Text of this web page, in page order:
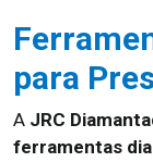
para
A JRC
ferramentas